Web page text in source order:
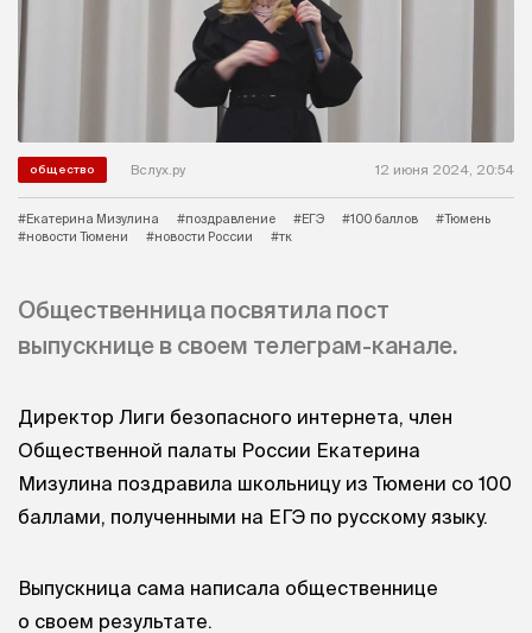
общество Вслух.ру 12 июня 2024, 20:54
#Екатерина Мизулина #поздравление #ЕГЭ #100 баллов
#Тюмень
#новости Тюмени
#новости России #тк
Общественница посвятила пост
выпускнице в своем телеграм-канале.
Директор Лиги безопасного интернета, член
Общественной палаты России Екатерина
Мизулина поздравила школьницу из Тюмени со 100
баллами, полученными на ЕГЭ по русскому языку.
Выпускница сама написала общественнице
о своем результате.